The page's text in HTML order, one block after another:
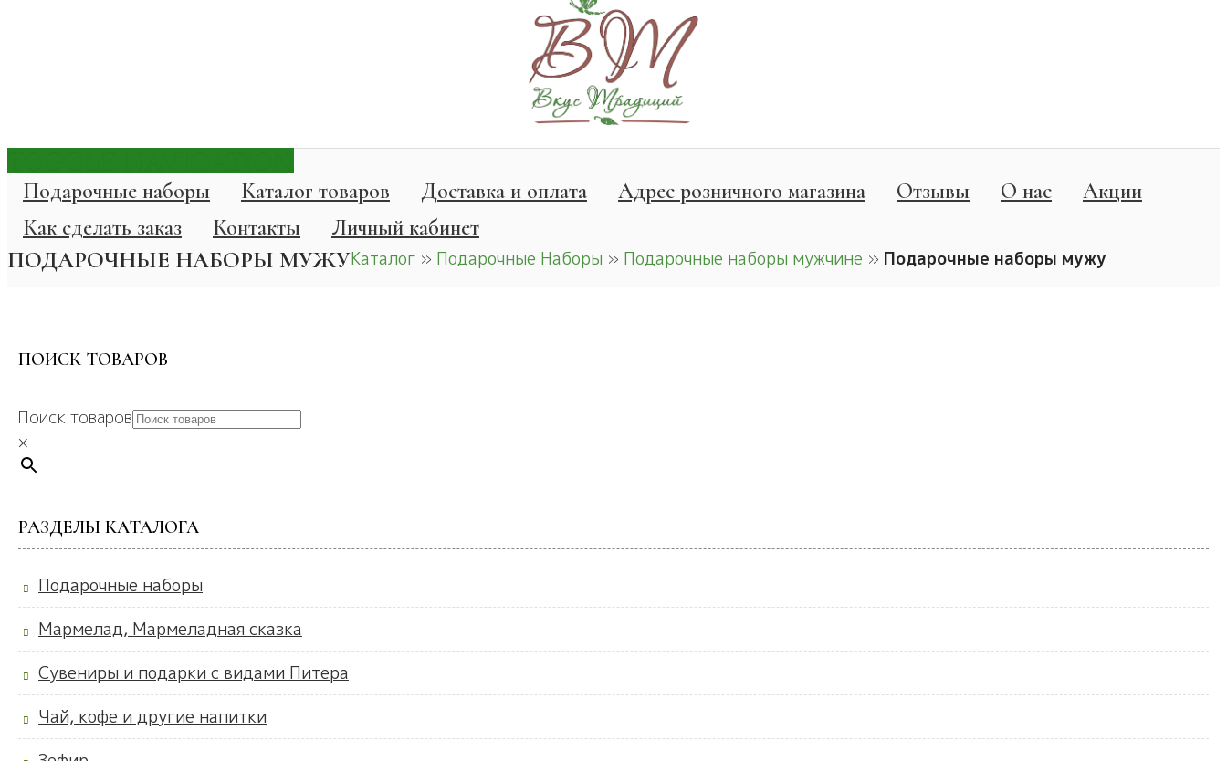
Подарочные наборы Каталог товаров Доставка и оплата Адрес розничного магазина Отзывы О нас
Акции
Как сделать заказ
Контакты Личный кабинет
ПОДАРОЧНЫЕ НАБОРЫ МУЖУКаталог » Подарочные Наборы » Подарочные наборы мужчине » Подарочные наборы мужу
ПОИСК ТОВАРОВ
Поиск товаров
×
РАЗДЕЛЫ КАТАЛОГА
Подарочные наборы
Мармелад, Мармеладная сказка
Сувениры и подарки с видами Питера
Чай, кофе и другие напитки